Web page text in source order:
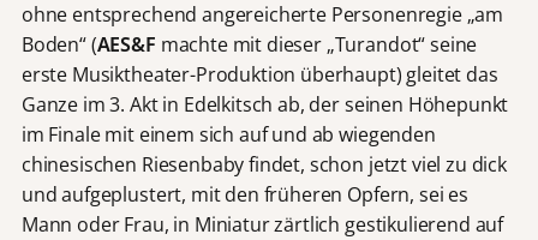
ohne entsprechend angereicherte Personenregie „am
Boden“ (AES&F machte mit dieser „Turandot“ seine
erste Musiktheater-Produktion überhaupt) gleitet das
Ganze im 3. Akt in Edelkitsch ab, der seinen Höhepunkt
im Finale mit einem sich auf und ab wiegenden
chinesischen Riesenbaby findet, schon jetzt viel zu dick
und aufgeplustert, mit den früheren Opfern, sei es
Mann oder Frau, in Miniatur zärtlich gestikulierend auf